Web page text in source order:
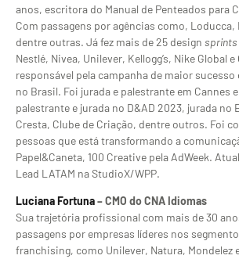
anos, escritora do Manual de Penteados para
Com passagens por agências como, Loducca,
dentre outras. Já fez mais de 25 design sprints
Nestlé, Nivea, Unilever, Kellogg’s, Nike Global
responsável pela campanha de maior
no Brasil. Foi jurada e palestrante em Cannes
palestrante e jurada no D&AD 2023, jurada no
Cresta, Clube de Criação, dentre outros. Foi
pessoas que está transformando a
Papel&Caneta, 100 Creative pela AdWeek.
Lead LATAM na StudioX/WPP.
Luciana Fortuna– CMO do CNA Idiomas
Sua trajetória profissional com mais de 30
passagens por empresas líderes nos
franchising, como Unilever, Natura, Mondelez